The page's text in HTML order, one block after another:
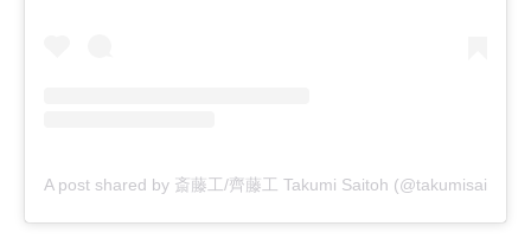
A post shared by 斎藤工/齊藤工 Takumi Saitoh